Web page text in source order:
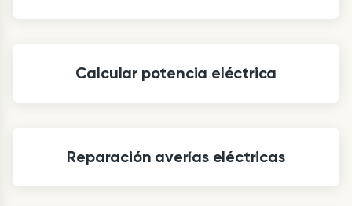
Calcular potencia eléctrica
Reparación averías eléctricas